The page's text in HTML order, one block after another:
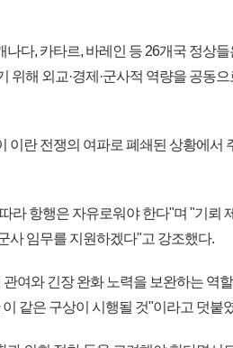
나다, 카타르, 바레인 등 26개국 정상
해 외교·경제·군사적 역량을 공동
란 전쟁의 여파로 폐쇄된 상황에서
라 항행은 자유로워야 한다"며 "기뢰
사 임무를 지원하겠다"고 강조했다.
여와 긴장 완화 노력을 보완하는 역
같은 구상이 시행될 것"이라고 덧붙